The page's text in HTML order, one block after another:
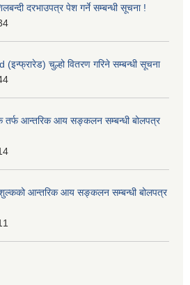
दरभाउपत्र पेश गर्ने सम्बन्धी सूचना !
चुल्हो वितरण गरिने सम्बन्धी सूचना
तर्फ आन्तरिक आय सङ्कलन सम्बन्धी बोलपत्र
शुल्कको आन्तरिक आय सङ्कलन सम्बन्धी बोलपत्र